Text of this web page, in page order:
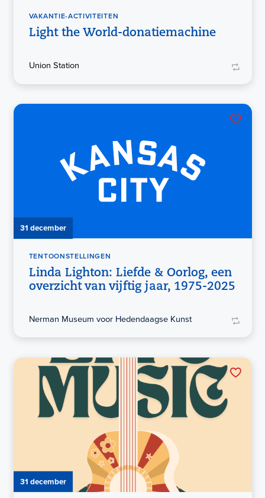
VAKANTIE-ACTIVITEITEN
Light the World-donatiemachine
Union Station
31 december
TENTOONSTELLINGEN
Linda Lighton: Liefde & Oorlog, een
overzicht van vijftig jaar, 1975-2025
Nerman Museum voor Hedendaagse Kunst
31 december